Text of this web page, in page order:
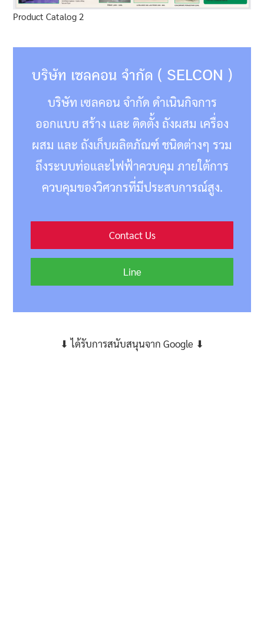
Product Catalog 2
บริษัท เซลคอน จำกัด ( SELCON )
บริษัท เซลคอน จำกัด ดำเนินกิจการ
ออกแบบ สร้าง และ ติดตั้ง ถังผสม เครื่อง
ผสม และ ถังเก็บผลิตภัณฑ์ ชนิดต่างๆ รวม
ถึงระบบท่อและไฟฟ้าควบคุม ภายใต้การ
ควบคุมของวิศวกรที่มีประสบการณ์สูง.
Contact Us
Line
⬇ ได้รับการสนับสนุนจาก Google ⬇